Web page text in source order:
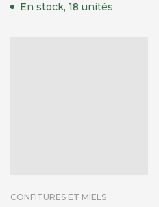
En stock, 18 unités
CONFITURES ET MIELS